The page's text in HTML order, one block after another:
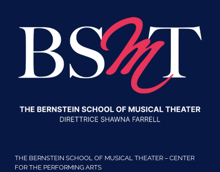
THE BERNSTEIN SCHOOL OF MUSICAL THEATER – CENTER
FOR THE PERFORMING ARTS